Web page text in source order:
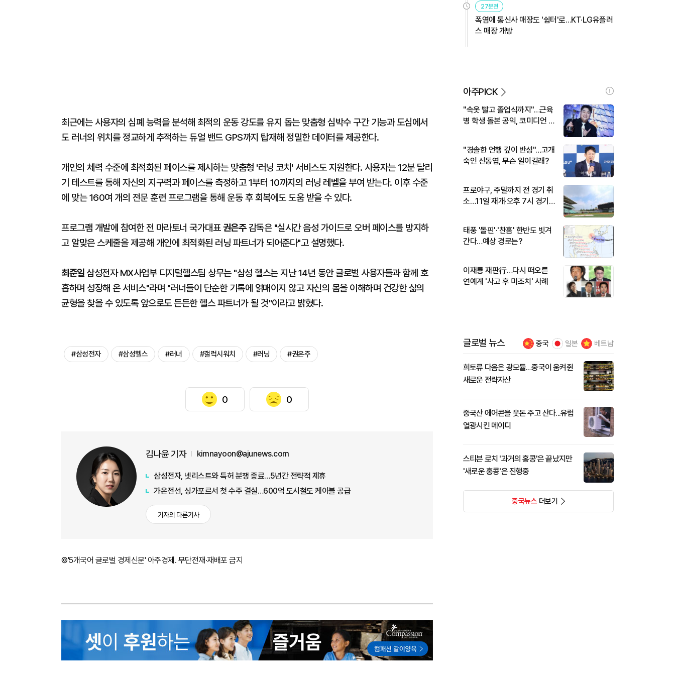
최근에는 사용자의 심폐 능력을 분석해 최적의 운동 강도를 유지 돕는 맞춤형 심박수 구간 기능과 도심에서
도 러너의 위치를 정교하게 추적하는 듀얼 밴드 GPS까지 탑재해 정밀한 데이터를 제공한다.
개인의 체력 수준에 최적화된 페이스를 제시하는 맞춤형 '러닝 코치' 서비스도 지원한다. 사용자는 12분 달리
기 테스트를 통해 자신의 지구력과 페이스를 측정하고 1부터 10까지의 러닝 레벨을 부여 받는다. 이후 수준
에 맞는 160여 개의 전문 훈련 프로그램을 통해 운동 후 회복에도 도움 받을 수 있다.
프로그램 개발에 참여한 전 마라토너 국가대표권은주감독은 "실시간 음성 가이드로 오버 페이스를 방지하
고 알맞은 스케줄을 제공해 개인에 최적화된 러닝 파트너가 되어준다"고 설명했다.
최준일삼성전자 MX사업부 디지털헬스팀 상무는 "삼성 헬스는 지난 14년 동안 글로벌 사용자들과 함께 호
흡하며 성장해 온 서비스"라며 "러너들이 단순한 기록에 얽매이지 않고 자신의 몸을 이해하며 건강한 삶의
균형을 찾을 수 있도록 앞으로도 든든한 헬스 파트너가 될 것"이라고 밝혔다.
#삼성전자 #삼성헬스 #러너 #갤럭시워치 #러닝 #권은주
0 0
김나윤 기자 kimnayoon@ajunews.com
삼성전자, 넷리스트와 특허 분쟁 종료…5년간 전략적 제휴
가온전선, 싱가포르서 첫 수주 결실…600억 도시철도 케이블 공급
기자의 다른기사
©'5개국어 글로벌 경제신문' 아주경제. 무단전재·재배포 금지
27분전
폭염에 통신사 매장도 '쉼터'로…KT·LG유플러
스 매장 개방
아주PICK
"속옷 빨고 졸업식까지"…근육
병 학생 돌본 공익, 코미디언 김
"경솔한 언행 깊이 반성"…고개
숙인 신동엽, 무슨 일이길래?
프로야구, 주말까지 전 경기 취
소…11일 재개·오후 7시 경기
태풍 '돌핀'·'찬홈' 한반도 빗겨
간다…예상 경로는?
이재룡 재판行…다시 떠오른
연예계 '사고 후 미조치' 사례
글로벌 뉴스 중국 일본 베트남
희토류 다음은 광모듈…중국이 움켜쥔
새로운 전략자산
중국산 에어콘을 웃돈 주고 산다...유럽
열광시킨 메이디
스티븐 로치 '과거의 홍콩'은 끝났지만
'새로운 홍콩'은 진행중
중국뉴스더보기